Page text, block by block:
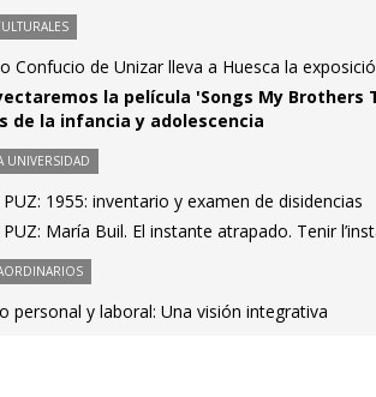
Confucio de Unizar lleva a Huesca la
la película 'Songs My Brothers
de la infancia y adolescencia
UNIVERSIDAD
1955: inventario y examen de disidencias
María Buil. El instante atrapado. Tenir
personal y laboral: Una visión integrativa